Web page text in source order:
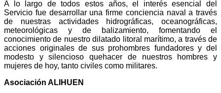
A lo largo de todos estos años, el interés esencial del
Servicio fue desarrollar una firme conciencia naval a través
de nuestras actividades hidrográficas, oceanográficas,
meteorológicas y de balizamiento, fomentando el
conocimiento de nuestro dilatado litoral marítimo, a través de
acciones originales de sus prohombres fundadores y del
modesto y silencioso quehacer de nuestros hombres y
mujeres de hoy, tanto civiles como militares.
Asociación ALIHUEN